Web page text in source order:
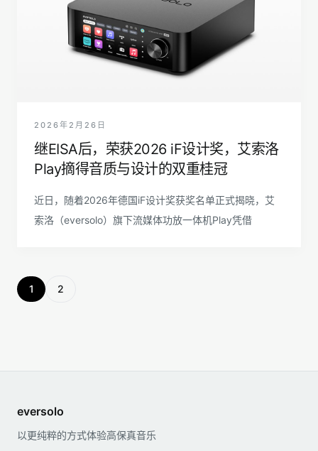
2026年2月26日
继EISA后，荣获2026 iF设计奖，艾索洛
Play摘得音质与设计的双重桂冠
近日，随着2026年德国iF设计奖获奖名单正式揭晓，艾
索洛（eversolo）旗下流媒体功放一体机Play凭借
1 2
eversolo
以更纯粹的方式体验高保真音乐